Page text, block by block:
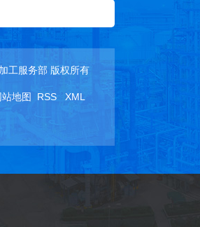
工服务部 版权所有
站地图 RSS XML